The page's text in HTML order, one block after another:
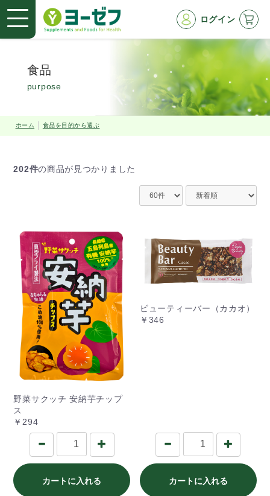
ログイン
食品
purpose
ホーム 食品を目的から選ぶ
202件の商品が見つかりました
野菜サクッチ 安納芋チップ
ス
￥294
カートに入れる
ビューティーバー（カカオ）
￥346
カートに入れる